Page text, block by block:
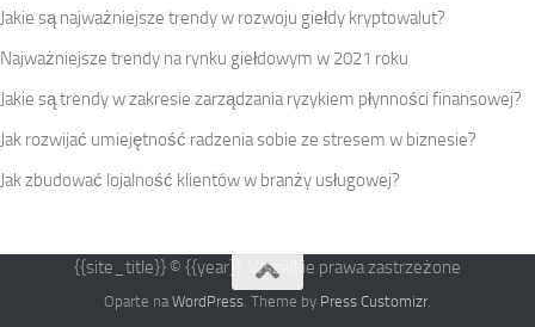
Jakie są najważniejsze trendy w rozwoju giełdy kryptowalut?
Najważniejsze trendy na rynku giełdowym w 2021 roku
Jakie są trendy w zakresie zarządzania ryzykiem płynności finansowej?
Jak rozwijać umiejętność radzenia sobie ze stresem w biznesie?
Jak zbudować lojalność klientów w branży usługowej?
{{site_title}} © {{year}}. Wszelkie prawa zastrzeżone
Oparte naWordPress. Theme by Press Customizr.